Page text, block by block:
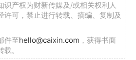
识产权为财新传媒及/或相关权利人
许可，禁止进行转载、摘编、复制及
件至hello@caixin.com ，获得书面
。